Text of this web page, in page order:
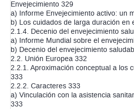
Envejecimiento 329
a) Informe Envejecimiento activo: un
b) Los cuidados de larga duración en
2.1.4. Decenio del envejecimiento
a) Informe Mundial sobre el
b) Decenio del envejecimiento
2.2. Unión Europea 332
2.2.1. Aproximación conceptual a los
333
2.2.2. Caracteres 333
a) Vinculación con la asistencia
333